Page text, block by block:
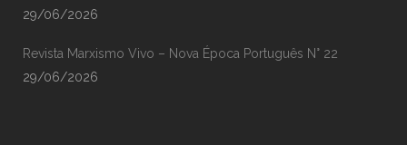
29/06/2026
Revista Marxismo Vivo – Nova Época Português N° 22
29/06/2026